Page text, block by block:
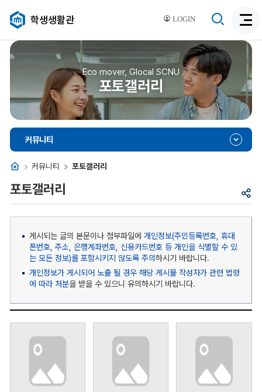
LOGIN
학생생활관
색
활
성
색
Eco mover, Glocal SCNU
포토갤러리
홈 커뮤니티 포토갤러리
커뮤니티
공
포토갤러리
게시되는 글의 본문이나 첨부파일에 개인정보(주민등록번호, 휴대
폰번호, 주소, 은행계좌번호, 신용카드번호 등 개인을 식별할 수 있
는 모든 정보)를 포함시키지 않도록 주의하시기 바랍니다.
개인정보가 게시되어 노출 될 경우 해당 게시물 작성자가 관련 법령
에 따라 처분을 받을 수 있으니 유의하시기 바랍니다.